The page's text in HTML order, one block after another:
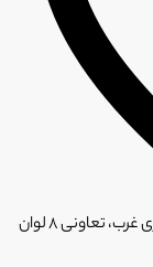
تهران، میدان آزادی، بلوار دانش، ترمینال مسافربری غرب، تعاونی ۸ لوان